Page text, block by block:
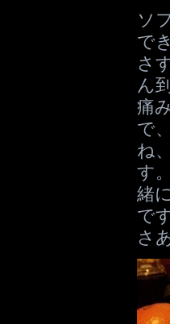
ソ
で
さ
ん
痛
で
ね
す
緒
で
さ